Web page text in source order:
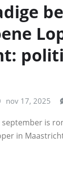
nov 17, 2025
is
in